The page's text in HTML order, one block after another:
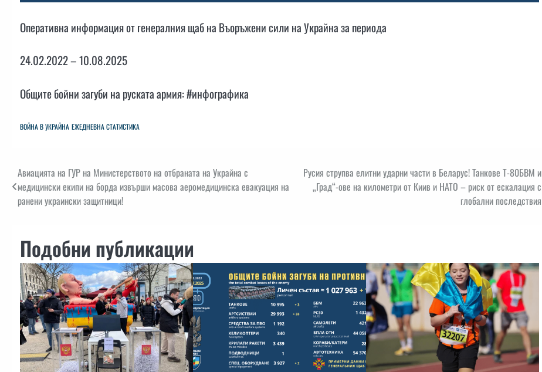
Оперативна информация от генералния щаб на Въоръжени сили на Украйна за периода
24.02.2022 – 10.08.2025
Общите бойни загуби на руската армия: #инфографика
ВОЙНА В УКРАЙНА ЕЖЕДНЕВНА СТАТИСТИКА
Навигация
Авиацията на ГУР на Министерството на отбраната на Украйна с
медицински екипи на борда извърши масова аеромедицинска евакуация на
ранени украински защитници!
Русия струпва елитни ударни части в Беларус! Танкове Т-80БВМ и
„Град“-ове на километри от Киив и НАТО – риск от ескалация с
глобални последствия
Подобни публикации